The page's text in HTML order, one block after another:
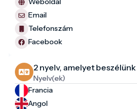
Email
Telefonszám
Facebook
2 nyelv, amelyet beszélünk
Nyelv(ek)
Francia
Angol